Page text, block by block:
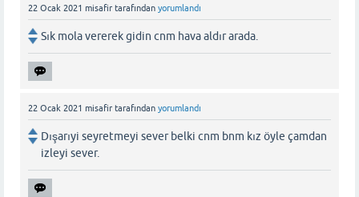
22 Ocak 2021 misafir tarafından yorumlandı
Sık mola vererek gidin cnm hava aldır arada.
22 Ocak 2021 misafir tarafından yorumlandı
Dışarıyi seyretmeyi sever belki cnm bnm kız öyle çamdan
izleyi sever.